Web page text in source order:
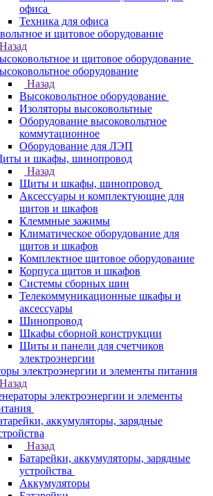
офиса
Техника для офиса
и щитовое оборудование
Назад
и щитовое оборудование
оборудование
Назад
Высоковольтное оборудование
Изоляторы высоковольтные
Оборудование высоковольтное
коммутационное
Оборудование для ЛЭП
и шкафы, шинопровод
Назад
Щиты и шкафы, шинопровод
Аксессуары и комплектующие для
щитов и шкафов
Клеммные зажимы
Климатическое оборудование для
щитов и шкафов
Комплектное щитовое оборудование
Корпуса щитов и шкафов
Системы сборных шин
Телекоммуникационные шкафы и
аксессуары
Шинопровод
Шкафы сборной конструкции
Щиты и панели для счетчиков
электроэнергии
электроэнергии и элементы питания
Назад
электроэнергии и элементы
аккумуляторы, зарядные
Назад
Батарейки, аккумуляторы, зарядные
устройства
Аккумуляторы